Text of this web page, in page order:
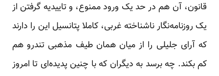
قانون، آن هم در حد یک ورود ممنوع، و تاییدیه گرفتن از
یک روزنامه‌نگار ناشناخته غربی، کاملا پتانسیل این را دارند
که آرای جلیلی را از میان همان طیف مذهبی تندرو هم
کم بکند. چه برسد به دیگران که با چنین پدیده‌ای تا امروز